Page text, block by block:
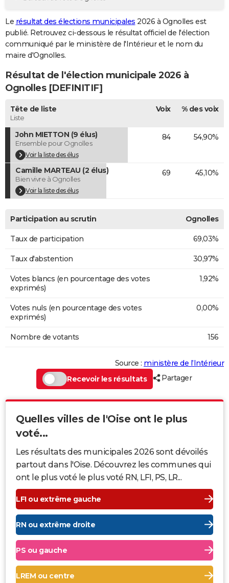
GUIDES D'ACHAT
BONS PLANS
CARTE DE VOEUX
Carte de Noël
Carte Bonne année
Carte Saint-Valentin
Carte Pâques
Carte d'anniversaire
DICTIONNAIRE
Dictionnaire
Biographies
Citations
Expressions
Proverbes
PROGRAMME TV
COPAINS D'AVANT
S'inscrire
Se connecter
Lycées
Collèges
Primaires
Universités
Entreprises
Service militaire
Avis de recherche
AVIS DE DÉCÈS
FORUM
Bricolage
Lifestyle
Culture
Sport
Auto
Television
Voyage
Cinema
Le résultat des élections municipales 2026 à Ognolles est
publié. Retrouvez ci-dessous le résultat officiel de l'élection
communiqué par le ministère de l'Intérieur et le nom du
maire d'Ognolles.
Résultat de l'élection municipale 2026 à
Ognolles [DEFINITIF]
Tête de liste
Liste
Voix % des voix
John MIETTON (9 élus)
Ensemble pour Ognolles
Voir la liste des élus
84 54,90%
Camille MARTEAU (2 élus)
Bien vivre à Ognolles
Voir la liste des élus
69 45,10%
Participation au scrutin Ognolles
Taux de participation 69,03%
Taux d'abstention 30,97%
Votes blancs (en pourcentage des votes
exprimés)
1,92%
Votes nuls (en pourcentage des votes
exprimés)
0,00%
Nombre de votants 156
Source : ministère de l’Intérieur
Recevoir les résultats
Partager
Quelles villes de l'Oise ont le plus
voté...
Les résultats des municipales 2026 sont dévoilés
partout dans l'Oise. Découvrez les communes qui
ont le plus voté le plus voté RN, LFI, PS, LR...
LFI ou extrême gauche
RN ou extrême droite
PS ou gauche
LREM ou centre